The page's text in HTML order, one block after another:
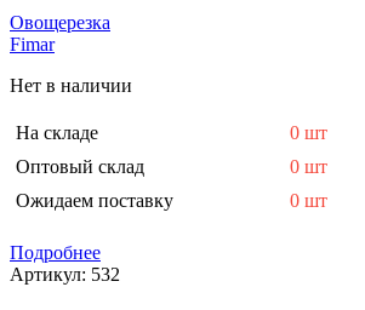
Овощерезка
Fimar
Нет в наличии
На складе
0 шт
Оптовый склад
0 шт
Ожидаем поставку
0 шт
Подробнее
Артикул: 532